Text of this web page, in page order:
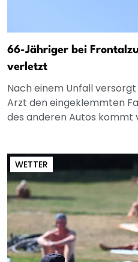
66-Jähriger bei
verletzt
Nach einem Unfall
Arzt den eingeklemmten
des anderen Autos kommt
WETTER